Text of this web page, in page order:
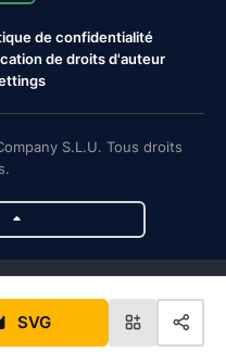
SVG
de confidentialité
de droits d'auteur
S.L.U. Tous droits